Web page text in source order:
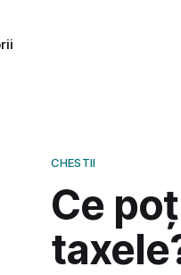
CHESTII
Ce